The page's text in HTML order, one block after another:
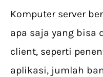
Komputer server
apa saja yang bisa
client, seperti
aplikasi, jumlah